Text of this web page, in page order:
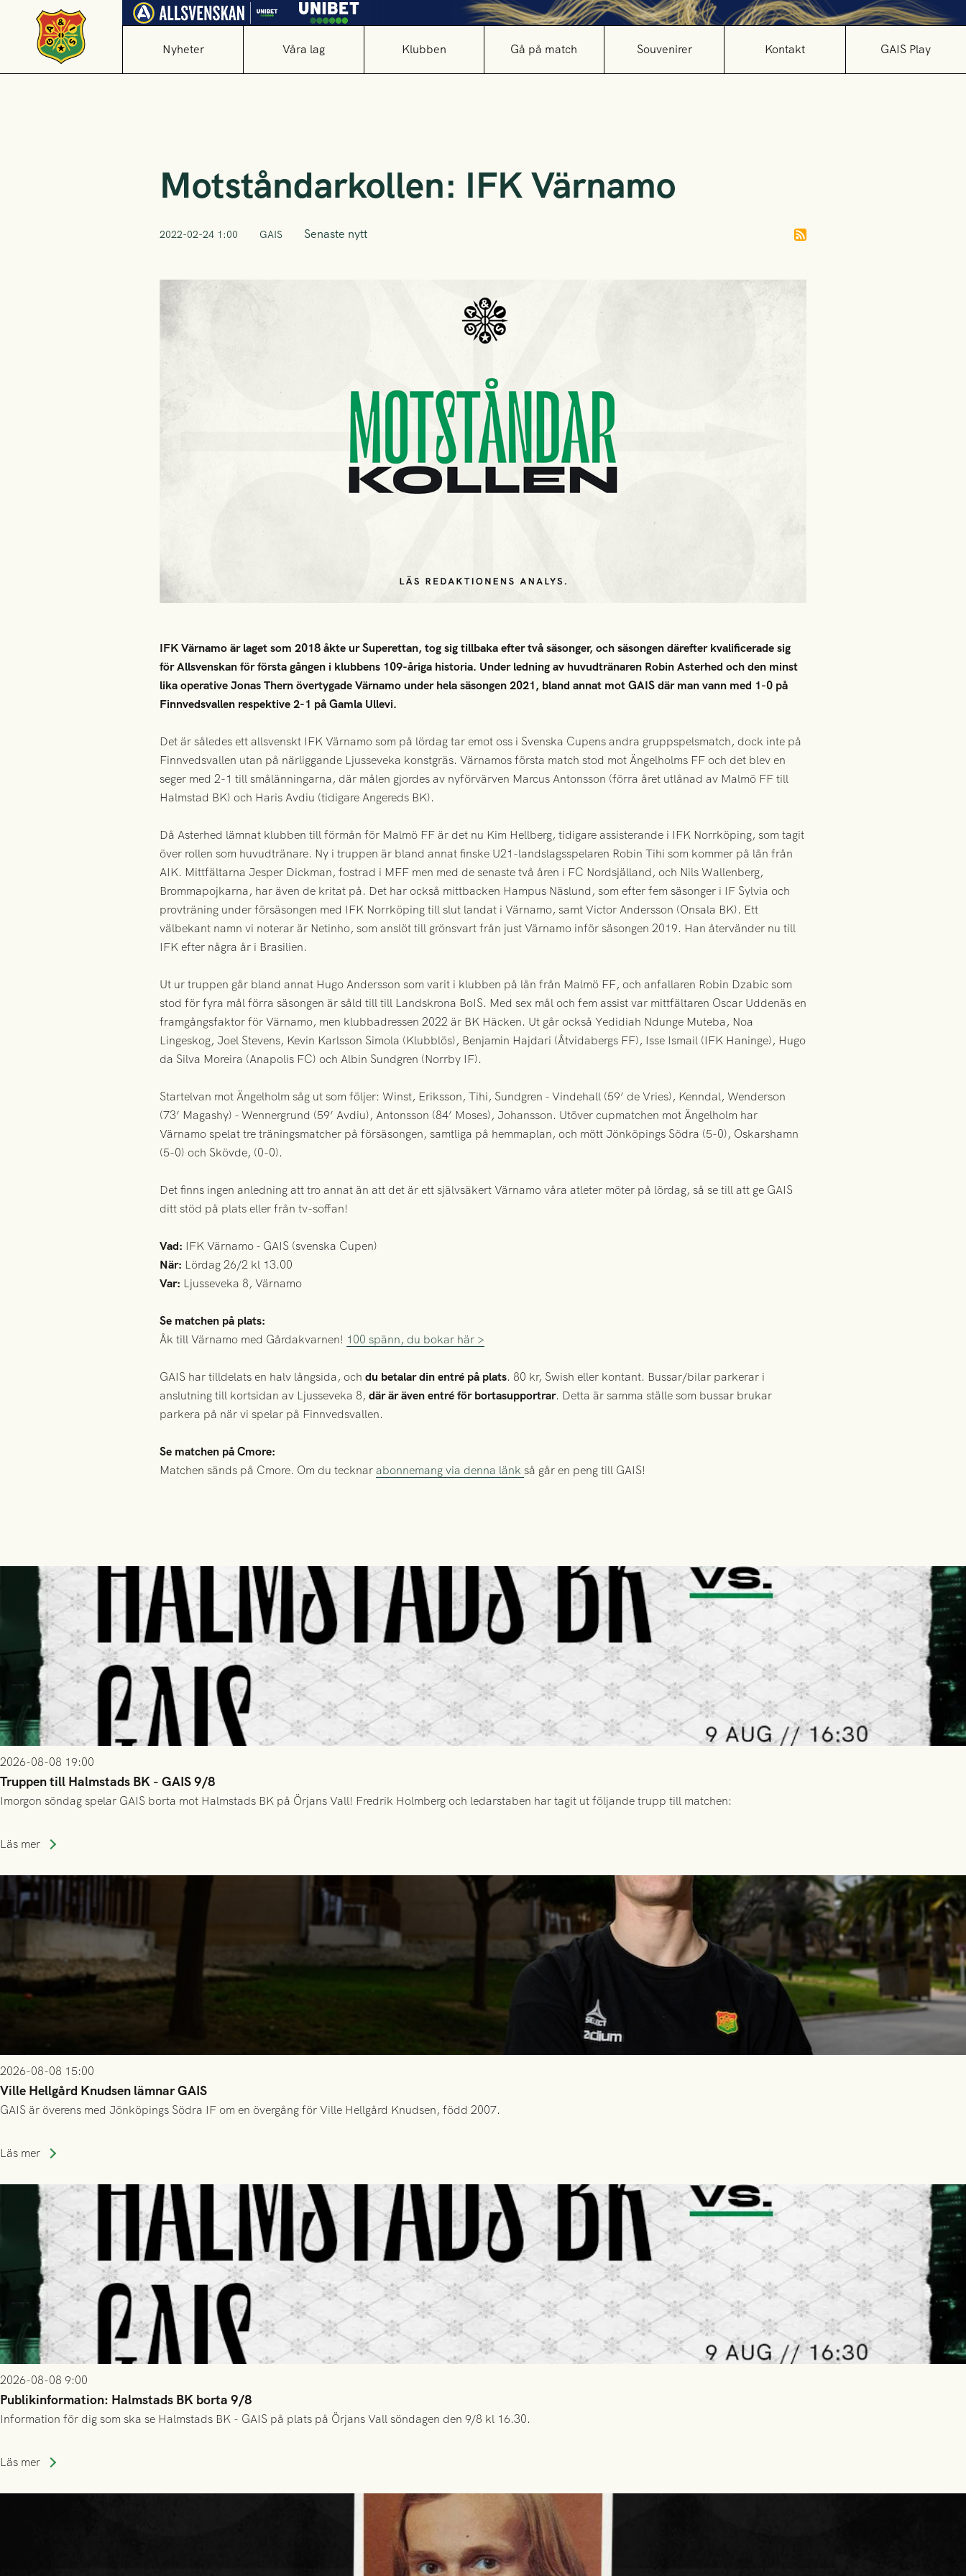
Nyheter Våra lag Klubben Gå på match Souvenirer Kontakt GAIS Play
Motståndarkollen: IFK Värnamo
2022-02-24 1:00 GAIS Senaste nytt
IFK Värnamo är laget som 2018 åkte ur Superettan, tog sig tillbaka efter två säsonger, och säsongen därefter kvalificerade sig
för Allsvenskan för första gången i klubbens 109-åriga historia. Under ledning av huvudtränaren Robin Asterhed och den minst
lika operative Jonas Thern övertygade Värnamo under hela säsongen 2021, bland annat mot GAIS där man vann med 1-0 på
Finnvedsvallen respektive 2-1 på Gamla Ullevi.
Det är således ett allsvenskt IFK Värnamo som på lördag tar emot oss i Svenska Cupens andra gruppspelsmatch, dock inte på
Finnvedsvallen utan på närliggande Ljusseveka konstgräs. Värnamos första match stod mot Ängelholms FF och det blev en
seger med 2-1 till smålänningarna, där målen gjordes av nyförvärven Marcus Antonsson (förra året utlånad av Malmö FF till
Halmstad BK) och Haris Avdiu (tidigare Angereds BK).
Då Asterhed lämnat klubben till förmån för Malmö FF är det nu Kim Hellberg, tidigare assisterande i IFK Norrköping, som tagit
över rollen som huvudtränare. Ny i truppen är bland annat finske U21-landslagsspelaren Robin Tihi som kommer på lån från
AIK. Mittfältarna Jesper Dickman, fostrad i MFF men med de senaste två åren i FC Nordsjälland, och Nils Wallenberg,
Brommapojkarna, har även de kritat på. Det har också mittbacken Hampus Näslund, som efter fem säsonger i IF Sylvia och
provträning under försäsongen med IFK Norrköping till slut landat i Värnamo, samt Victor Andersson (Onsala BK). Ett
välbekant namn vi noterar är Netinho, som anslöt till grönsvart från just Värnamo inför säsongen 2019. Han återvänder nu till
IFK efter några år i Brasilien.
Ut ur truppen går bland annat Hugo Andersson som varit i klubben på lån från Malmö FF, och anfallaren Robin Dzabic som
stod för fyra mål förra säsongen är såld till till Landskrona BoIS. Med sex mål och fem assist var mittfältaren Oscar Uddenäs en
framgångsfaktor för Värnamo, men klubbadressen 2022 är BK Häcken. Ut går också Yedidiah Ndunge Muteba, Noa
Lingeskog, Joel Stevens, Kevin Karlsson Simola (Klubblös), Benjamin Hajdari (Åtvidabergs FF), Isse Ismail (IFK Haninge), Hugo
da Silva Moreira (Anapolis FC) och Albin Sundgren (Norrby IF).
Startelvan mot Ängelholm såg ut som följer: Winst, Eriksson, Tihi, Sundgren - Vindehall (59’ de Vries), Kenndal, Wenderson
(73’ Magashy) - Wennergrund (59’ Avdiu), Antonsson (84’ Moses), Johansson. Utöver cupmatchen mot Ängelholm har
Värnamo spelat tre träningsmatcher på försäsongen, samtliga på hemmaplan, och mött Jönköpings Södra (5-0), Oskarshamn
(5-0) och Skövde, (0-0).
Det finns ingen anledning att tro annat än att det är ett självsäkert Värnamo våra atleter möter på lördag, så se till att ge GAIS
ditt stöd på plats eller från tv-soffan!
Vad: IFK Värnamo - GAIS (svenska Cupen)
När: Lördag 26/2 kl 13.00
Var: Ljusseveka 8, Värnamo
Se matchen på plats:
Åk till Värnamo med Gårdakvarnen! 100 spänn, du bokar här >
GAIS har tilldelats en halv långsida, och du betalar din entré på plats. 80 kr, Swish eller kontant. Bussar/bilar parkerar i
anslutning till kortsidan av Ljusseveka 8, där är även entré för bortasupportrar. Detta är samma ställe som bussar brukar
parkera på när vi spelar på Finnvedsvallen.
Se matchen på Cmore:
Matchen sänds på Cmore. Om du tecknarabonnemang via denna länk så går en peng till GAIS!
2026-08-08 19:00
Truppen till Halmstads BK - GAIS 9/8
Imorgon söndag spelar GAIS borta mot Halmstads BK på Örjans Vall! Fredrik Holmberg och ledarstaben har tagit ut följande trupp till matchen:
Läs mer
2026-08-08 15:00
Ville Hellgård Knudsen lämnar GAIS
GAIS är överens med Jönköpings Södra IF om en övergång för Ville Hellgård Knudsen, född 2007.
Läs mer
2026-08-08 9:00
Publikinformation: Halmstads BK borta 9/8
Information för dig som ska se Halmstads BK - GAIS på plats på Örjans Vall söndagen den 9/8 kl 16.30.
Läs mer